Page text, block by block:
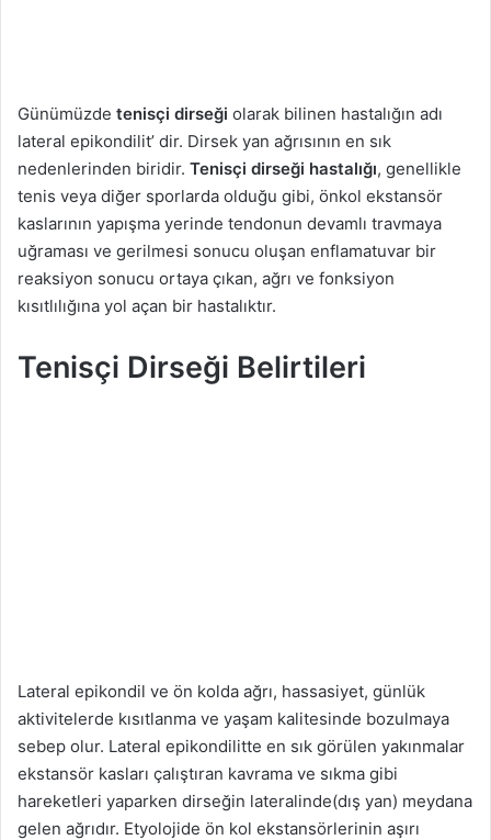
e
k
Günümüzde tenisçi dirseği olarak bilinen hastalığın adı
lateral epikondilit’ dir. Dirsek yan ağrısının en sık
nedenlerinden biridir. Tenisçi dirseği hastalığı, genellikle
tenis veya diğer sporlarda olduğu gibi, önkol ekstansör
kaslarının yapışma yerinde tendonun devamlı travmaya
uğraması ve gerilmesi sonucu oluşan enflamatuvar bir
reaksiyon sonucu ortaya çıkan, ağrı ve fonksiyon
kısıtlılığına yol açan bir hastalıktır.
Tenisçi Dirseği Belirtileri
Lateral epikondil ve ön kolda ağrı, hassasiyet, günlük
aktivitelerde kısıtlanma ve yaşam kalitesinde bozulmaya
sebep olur. Lateral epikondilitte en sık görülen yakınmalar
ekstansör kasları çalıştıran kavrama ve sıkma gibi
hareketleri yaparken dirseğin lateralinde(dış yan) meydana
gelen ağrıdır. Etyolojide ön kol ekstansörlerinin aşırı